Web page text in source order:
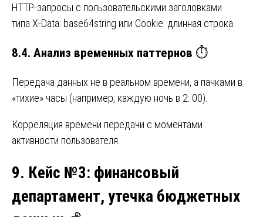
HTTP-запросы с пользовательскими заголовками
типа X-Data: base64string или Cookie: длинная строка.
8.4. Анализ временных паттернов ⏱️
Передача данных не в реальном времени, а пачками в
«тихие» часы (например, каждую ночь в 2: 00).
Корреляция времени передачи с моментами
активности пользователя.
9. Кейс №3: финансовый
департамент, утечка бюджетных